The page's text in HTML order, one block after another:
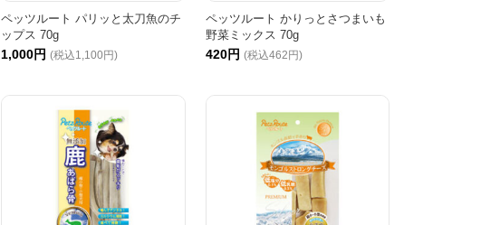
ペッツルート パリッと太刀魚のチ
ップス 70g
1,000円 (税込1,100円)
ペッツルート かりっとさつまいも
野菜ミックス 70g
420円 (税込462円)